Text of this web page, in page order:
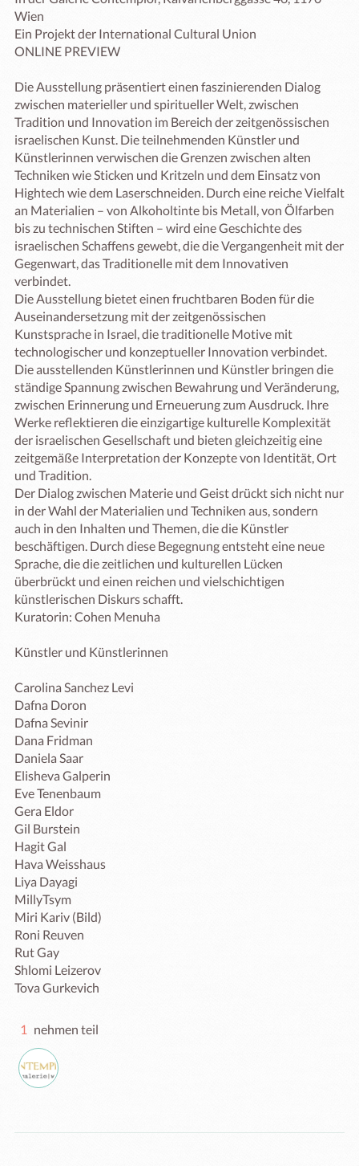
Wien
Ein Projekt der International Cultural Union
ONLINE PREVIEW
Die Ausstellung präsentiert einen faszinierenden Dialog
zwischen materieller und spiritueller Welt, zwischen
Tradition und Innovation im Bereich der zeitgenössischen
israelischen Kunst. Die teilnehmenden Künstler und
Künstlerinnen verwischen die Grenzen zwischen alten
Techniken wie Sticken und Kritzeln und dem Einsatz von
Hightech wie dem Laserschneiden. Durch eine reiche Vielfalt
an Materialien – von Alkoholtinte bis Metall, von Ölfarben
bis zu technischen Stiften – wird eine Geschichte des
israelischen Schaffens gewebt, die die Vergangenheit mit der
Gegenwart, das Traditionelle mit dem Innovativen
verbindet.
Die Ausstellung bietet einen fruchtbaren Boden für die
Auseinandersetzung mit der zeitgenössischen
Kunstsprache in Israel, die traditionelle Motive mit
technologischer und konzeptueller Innovation verbindet.
Die ausstellenden Künstlerinnen und Künstler bringen die
ständige Spannung zwischen Bewahrung und Veränderung,
zwischen Erinnerung und Erneuerung zum Ausdruck. Ihre
Werke reflektieren die einzigartige kulturelle Komplexität
der israelischen Gesellschaft und bieten gleichzeitig eine
zeitgemäße Interpretation der Konzepte von Identität, Ort
und Tradition.
Der Dialog zwischen Materie und Geist drückt sich nicht nur
in der Wahl der Materialien und Techniken aus, sondern
auch in den Inhalten und Themen, die die Künstler
beschäftigen. Durch diese Begegnung entsteht eine neue
Sprache, die die zeitlichen und kulturellen Lücken
überbrückt und einen reichen und vielschichtigen
künstlerischen Diskurs schafft.
Kuratorin: Cohen Menuha
Künstler und Künstlerinnen
Carolina Sanchez Levi
Dafna Doron
Dafna Sevinir
Dana Fridman
Daniela Saar
Elisheva Galperin
Eve Tenenbaum
Gera Eldor
Gil Burstein
Hagit Gal
Hava Weisshaus
Liya Dayagi
MillyTsym
Miri Kariv (Bild)
Roni Reuven
Rut Gay
Shlomi Leizerov
1 nehmen teil